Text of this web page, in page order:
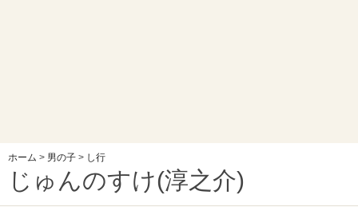
ホーム > 男の子 > し行
じゅんのすけ(淳之介)